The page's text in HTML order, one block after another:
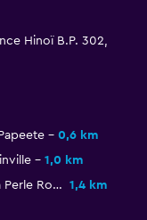
Hinoï B.P. 302,
0,6 km
1,0 km
Musée de la Perle Robert WAN
1,4 km